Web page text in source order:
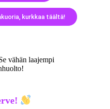
kurkkaa täältä!